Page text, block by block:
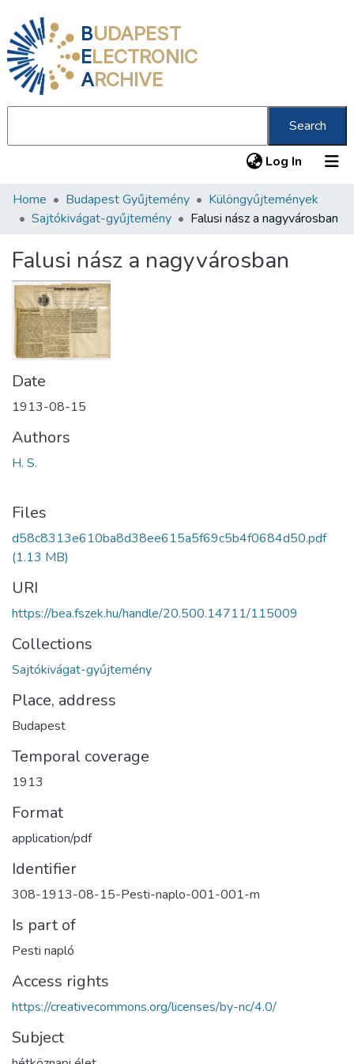
BUDAPEST
ELECTRONIC
ARCHIVE
Search
Log In (current)
Communities & Collections
Statistics
About us
Home Budapest Gyűjtemény
Különgyűjtemények
Sajtókivágat-gyűjtemény
Falusi nász a nagyvárosban
Falusi nász a nagyvárosban
Date
1913-08-15
Authors
H. S.
Files
d58c8313e610ba8d38ee615a5f69c5b4f0684d50.pdf
(1.13 MB)
URI
https://bea.fszek.hu/handle/20.500.14711/115009
Collections
Sajtókivágat-gyűjtemény
Place, address
Budapest
Temporal coverage
1913
Format
application/pdf
Identifier
308-1913-08-15-Pesti-naplo-001-001-m
Is part of
Pesti napló
Access rights
https://creativecommons.org/licenses/by-nc/4.0/
Subject